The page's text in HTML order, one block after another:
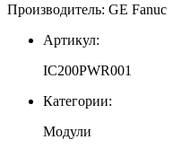
Производитель: GE Fanuc
Артикул:
IC200PWR001
Категории:
Модули